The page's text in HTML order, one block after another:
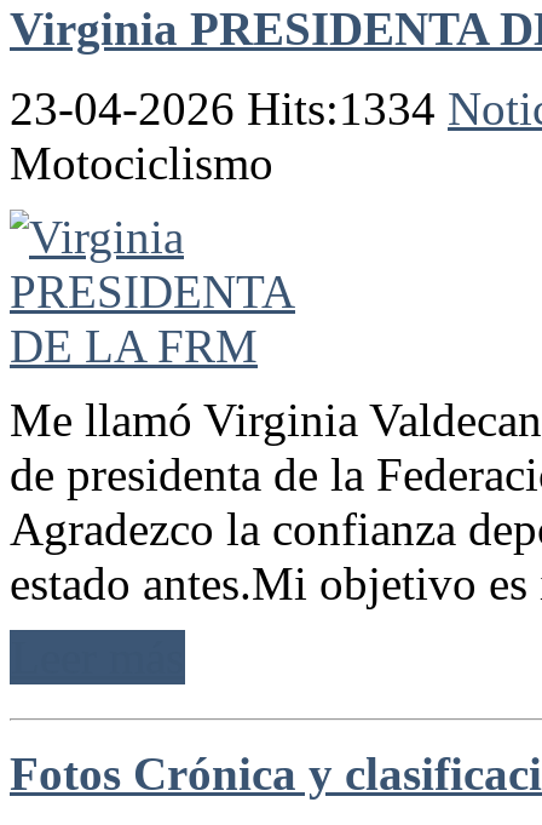
Virginia PRESIDENTA
23-04-2026 Hits:1334
Motociclismo
Me llamó Virginia
de presidenta de la
Agradezco la confianza
estado antes.Mi objetivo
Fotos Crónica y